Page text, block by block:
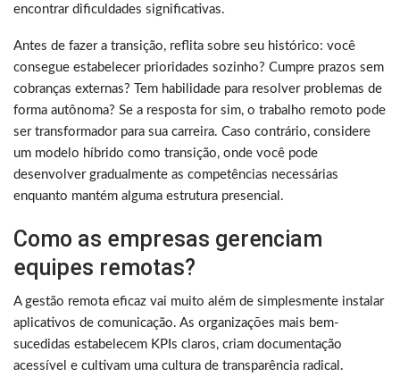
encontrar dificuldades significativas.
Antes de fazer a transição, reflita sobre seu histórico: você
consegue estabelecer prioridades sozinho? Cumpre prazos sem
cobranças externas? Tem habilidade para resolver problemas de
forma autônoma? Se a resposta for sim, o trabalho remoto pode
ser transformador para sua carreira. Caso contrário, considere
um modelo híbrido como transição, onde você pode
desenvolver gradualmente as competências necessárias
enquanto mantém alguma estrutura presencial.
Como as empresas gerenciam
equipes remotas?
A gestão remota eficaz vai muito além de simplesmente instalar
aplicativos de comunicação. As organizações mais bem-
sucedidas estabelecem KPIs claros, criam documentação
acessível e cultivam uma cultura de transparência radical.